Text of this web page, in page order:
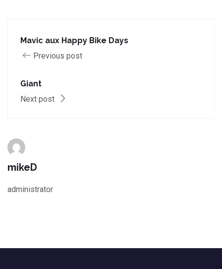
Mavic aux Happy Bike Days
Previous post
Giant
Next post
mikeD
administrator